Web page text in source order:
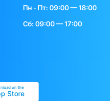
Пн - Пт: 09:00 — 18:00
Сб: 09:00 — 17:00
on the
Store